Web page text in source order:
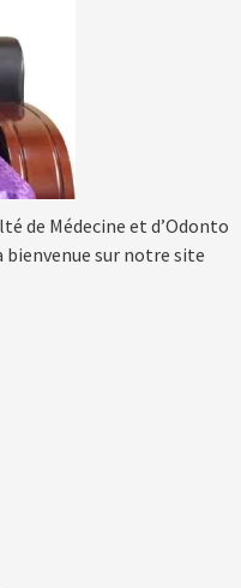
de Médecine et d’Odonto
sur notre site